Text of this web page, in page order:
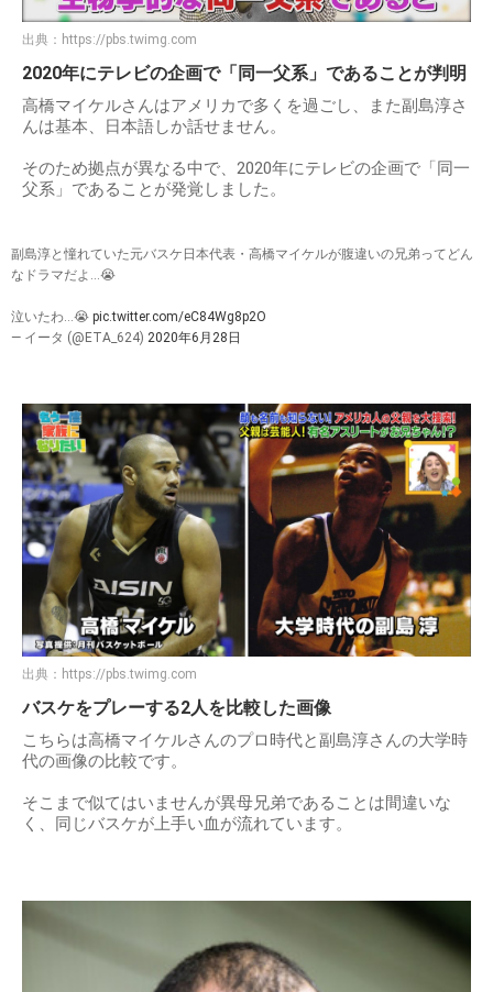
出典： https://pbs.twimg.com
2020年にテレビの企画で「同一父系」であることが判明
高橋マイケルさんはアメリカで多くを過ごし、また副島淳さ
んは基本、日本語しか話せません。
そのため拠点が異なる中で、2020年にテレビの企画で「同一
父系」であることが発覚しました。
副島淳と憧れていた元バスケ日本代表・高橋マイケルが腹違いの兄弟ってどん
なドラマだよ…😭
泣いたわ…😭 pic.twitter.com/eC84Wg8p2O
— イータ (@ETA_624) 2020年6月28日
出典： https://pbs.twimg.com
バスケをプレーする2人を比較した画像
こちらは高橋マイケルさんのプロ時代と副島淳さんの大学時
代の画像の比較です。
そこまで似てはいませんが異母兄弟であることは間違いな
く、同じバスケが上手い血が流れています。